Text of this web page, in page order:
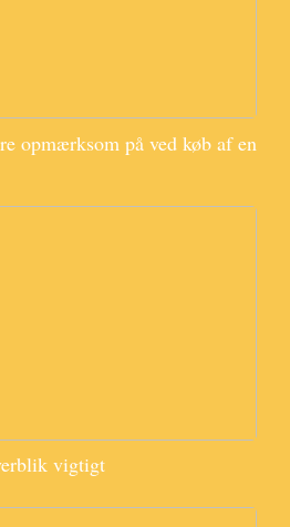
opmærksom på ved køb af en
vigtigt